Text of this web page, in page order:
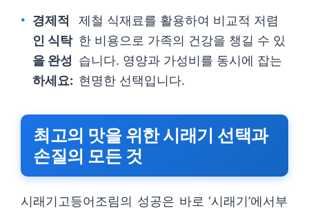
경제적
인 식탁
을 완성
하세요:
제철 식재료를 활용하여 비교적 저렴
한 비용으로 가족의 건강을 챙길 수 있
습니다. 영양과 가성비를 동시에 잡는
현명한 선택입니다.
최고의 맛을 위한 시래기 선택과
손질의 모든 것
시래기고등어조림의 성공은 바로 ‘시래기’에서부